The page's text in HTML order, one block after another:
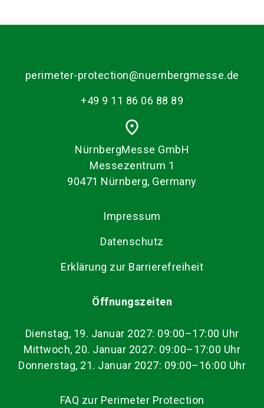
perimeter-protection@nuernbergmesse.de
+49 9 11 86 06 88 89
place
NürnbergMesse GmbH
Messezentrum 1
90471 Nürnberg, Germany
Impressum
Datenschutz
Erklärung zur Barrierefreiheit
Öffnungszeiten
Dienstag, 19. Januar 2027: 09:00–17:00 Uhr
Mittwoch, 20. Januar 2027: 09:00–17:00 Uhr
Donnerstag, 21. Januar 2027: 09:00–16:00 Uhr
FAQ zur Perimeter Protection